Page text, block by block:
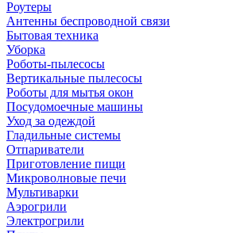
Роутеры
Антенны беспроводной связи
Бытовая техника
Уборка
Роботы-пылесосы
Вертикальные пылесосы
Роботы для мытья окон
Посудомоечные машины
Уход за одеждой
Гладильные системы
Отпариватели
Приготовление пищи
Микроволновые печи
Мультиварки
Аэрогрили
Электрогрили